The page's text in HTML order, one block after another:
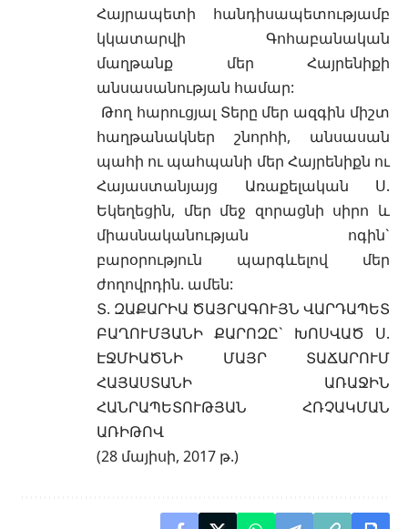
Հայրապետի հանդիսապետությամբ
կկատարվի Գոհաբանական
մաղթանք մեր Հայրենիքի
անսասանության համար:
Թող հարուցյալ Տերը մեր ազգին միշտ
հաղթանակներ շնորհի, անսասան
պահի ու պահպանի մեր Հայրենիքն ու
Հայաստանյայց Առաքելական Ս.
Եկեղեցին, մեր մեջ զորացնի սիրո և
միասնականության ոգին`
բարօրություն պարգևելով մեր
ժողովրդին. ամեն:
Տ. ԶԱՔԱՐԻԱ ԾԱՅՐԱԳՈՒՅՆ ՎԱՐԴԱՊԵՏ
ԲԱՂՈՒՄՅԱՆԻ ՔԱՐՈԶԸ` ԽՈՍՎԱԾ Ս.
ԷՋՄԻԱԾՆԻ ՄԱՅՐ ՏԱՃԱՐՈՒՄ
ՀԱՅԱՍՏԱՆԻ ԱՌԱՋԻՆ
ՀԱՆՐԱՊԵՏՈՒԹՅԱՆ ՀՌՉԱԿՄԱՆ
ԱՌԻԹՈՎ
(28 մայիսի, 2017 թ.)